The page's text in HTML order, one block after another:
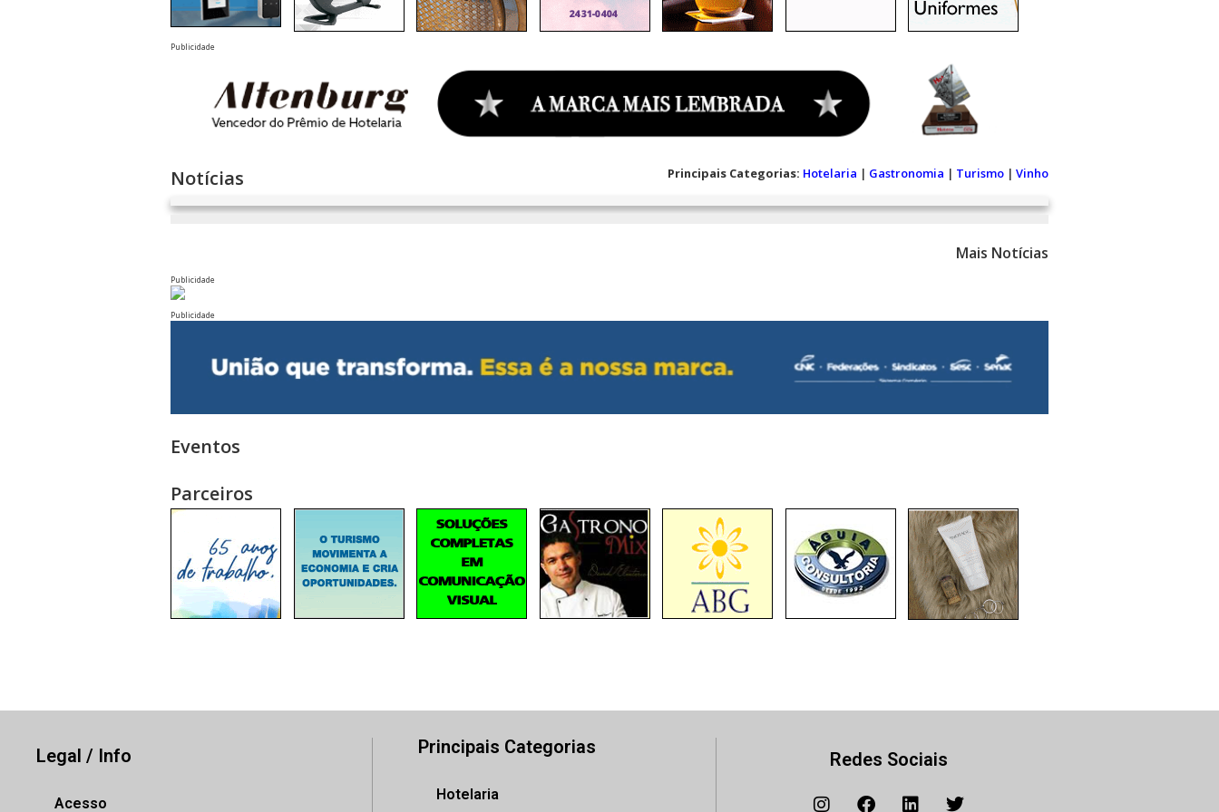
Publicidade
Notícias Principais Categorias: Hotelaria | Gastronomia | Turismo | Vinho
Mais Notícias
Publicidade
Publicidade
Eventos
Parceiros
Legal / Info
Acesso
Principais Categorias
Hotelaria
Redes Sociais